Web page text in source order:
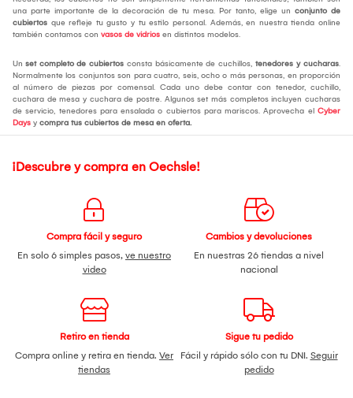
una parte importante de la decoración de tu mesa. Por tanto, elige un conjunto de
cubiertos que refleje tu gusto y tu estilo personal. Además, en nuestra tienda online
también contamos con vasos de vidrios en distintos modelos.
Un set completo de cubiertos consta básicamente de cuchillos, tenedores y cucharas.
Normalmente los conjuntos son para cuatro, seis, ocho o más personas, en proporción
al número de piezas por comensal. Cada uno debe contar con tenedor, cuchillo,
cuchara de mesa y cuchara de postre. Algunos set más completos incluyen cucharas
de servicio, tenedores para ensalada o cubiertos para mariscos. Aprovecha el Cyber
Days y compra tus cubiertos de mesa en oferta.
¡Descubre y compra en Oechsle!
Compra fácil y seguro
En solo 6 simples pasos, ve nuestro
video
Cambios y devoluciones
En nuestras 26 tiendas a nivel
nacional
Retiro en tienda
Compra online y retira en tienda. Ver
tiendas
Sigue tu pedido
Fácil y rápido sólo con tu DNI. Seguir
pedido